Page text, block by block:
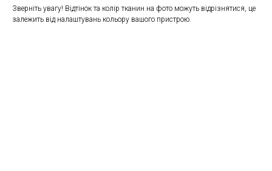
Зверніть увагу! Відтінок та колір тканин на фото можуть відрізнятися, це
залежить від налаштувань кольору вашого пристрою.